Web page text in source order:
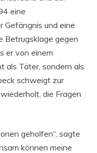
eine
Gefängnis und eine
Betrugsklage gegen
er von einem
als Täter, sondern als
schweigt zur
die Fragen
geholfen“, sagte
können meine